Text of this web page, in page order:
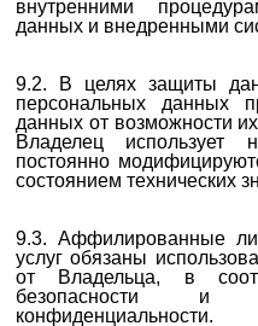
внутренними
данных и внедренными
9.2. В целях защиты
персональных данных
данных от возможности
Владелец использует
постоянно
состоянием технических
9.3. Аффилированные
услуг обязаны
от Владельца, в
безопасности и
конфиденциальности.